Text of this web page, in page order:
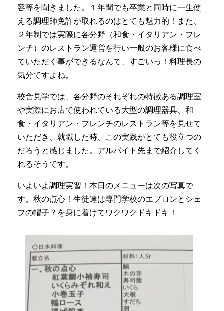
容等を聞きました。１年間でも卒業と同時に一生使
える調理師免許が取れるのはとても魅力的！また、
２年制では実際に各分野（和食・イタリアン・フレ
ンチ）のレストラン運営を行い一般のお客様に食べ
ていただく事ができるなんて、すごいっ！料理長の
気分ですよね。
校舎見学では、各分野のそれぞれの特徴ある調理室
や実際にお店で使われている大型の調理器具、和
食・イタリアン・フレンチのレストラン等を見せて
いただき、就職した時、この実践がとても役立つの
だろうと感じました。アルバイト先まで紹介してく
れるそうです。
いよいよ調理実習！本日のメニューは次の写真で
す。秋の点心！生徒達は専門学校のエプロンとシェ
フの帽子？を身に着けてワクワクドキドキ！